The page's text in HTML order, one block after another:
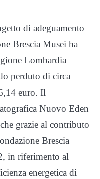
di adeguamento
Brescia Musei ha
Lombardia
perduto di circa
euro. Il
Nuovo Eden
grazie al contributo
Brescia
in riferimento al
energetica di